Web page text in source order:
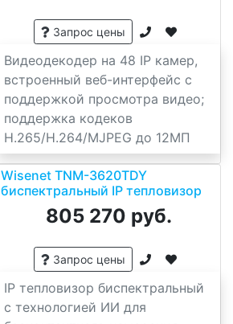
Запрос цены
Видеодекодер на 48 IP камер,
встроенный веб-интерфейс с
поддержкой просмотра видео;
поддержка кодеков
H.265/H.264/MJPEG до 12МП
Wisenet TNM-3620TDY
биспектральный IP тепловизор
805 270 руб.
Запрос цены
IP тепловизор биспектральный
с технологией ИИ для